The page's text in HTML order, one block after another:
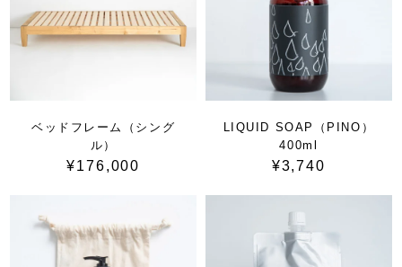
ベッドフレーム（シング
ル）
¥176,000
LIQUID SOAP（PINO）
400ml
¥3,740